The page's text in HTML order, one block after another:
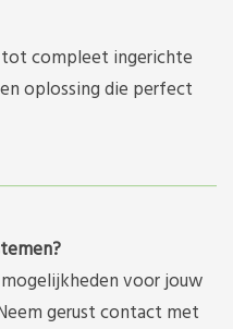
compleet ingerichte
oplossing die perfect
voor jouw
gerust contact met